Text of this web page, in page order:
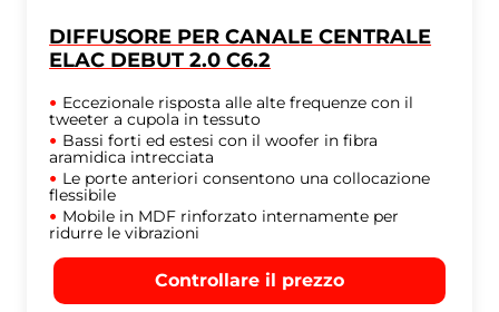
DIFFUSORE PER CANALE CENTRALE
ELAC DEBUT 2.0 C6.2
Eccezionale risposta alle alte frequenze con il
tweeter a cupola in tessuto
Bassi forti ed estesi con il woofer in fibra
aramidica intrecciata
Le porte anteriori consentono una collocazione
flessibile
Mobile in MDF rinforzato internamente per
ridurre le vibrazioni
Controllare il prezzo